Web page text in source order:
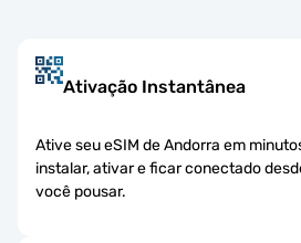
Ativação Instantânea
Ative seu eSIM de Andorra em
instalar, ativar e ficar conectado
você pousar.